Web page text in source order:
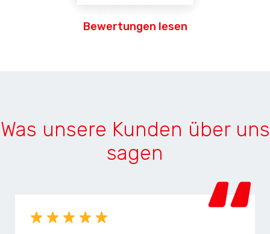
Bewertungen lesen
Was unsere Kunden über uns
sagen